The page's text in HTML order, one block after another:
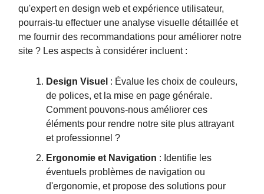
qu'expert en design web et expérience utilisateur,
pourrais-tu effectuer une analyse visuelle détaillée et
me fournir des recommandations pour améliorer notre
site ? Les aspects à considérer incluent :
Design Visuel : Évalue les choix de couleurs,
de polices, et la mise en page générale.
Comment pouvons-nous améliorer ces
éléments pour rendre notre site plus attrayant
et professionnel ?
Ergonomie et Navigation : Identifie les
éventuels problèmes de navigation ou
d'ergonomie, et propose des solutions pour